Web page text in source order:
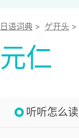
日语词典 > ゲ开头 >
元仁
听听怎么读